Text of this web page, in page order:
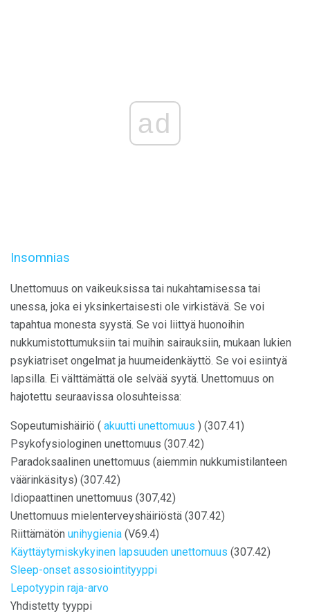
ad
Insomnias
Unettomuus on vaikeuksissa tai nukahtamisessa tai
unessa, joka ei yksinkertaisesti ole virkistävä. Se voi
tapahtua monesta syystä. Se voi liittyä huonoihin
nukkumistottumuksiin tai muihin sairauksiin, mukaan lukien
psykiatriset ongelmat ja huumeidenkäyttö. Se voi esiintyä
lapsilla. Ei välttämättä ole selvää syytä. Unettomuus on
hajotettu seuraavissa olosuhteissa:
Sopeutumishäiriö ( akuutti unettomuus ) (307.41)
Psykofysiologinen unettomuus (307.42)
Paradoksaalinen unettomuus (aiemmin nukkumistilanteen
väärinkäsitys) (307.42)
Idiopaattinen unettomuus (307,42)
Unettomuus mielenterveyshäiriöstä (307.42)
Riittämätön unihygienia (V69.4)
Käyttäytymiskykyinen lapsuuden unettomuus (307.42)
Sleep-onset assosiointityyppi
Lepotyypin raja-arvo
Yhdistetty tyyppi